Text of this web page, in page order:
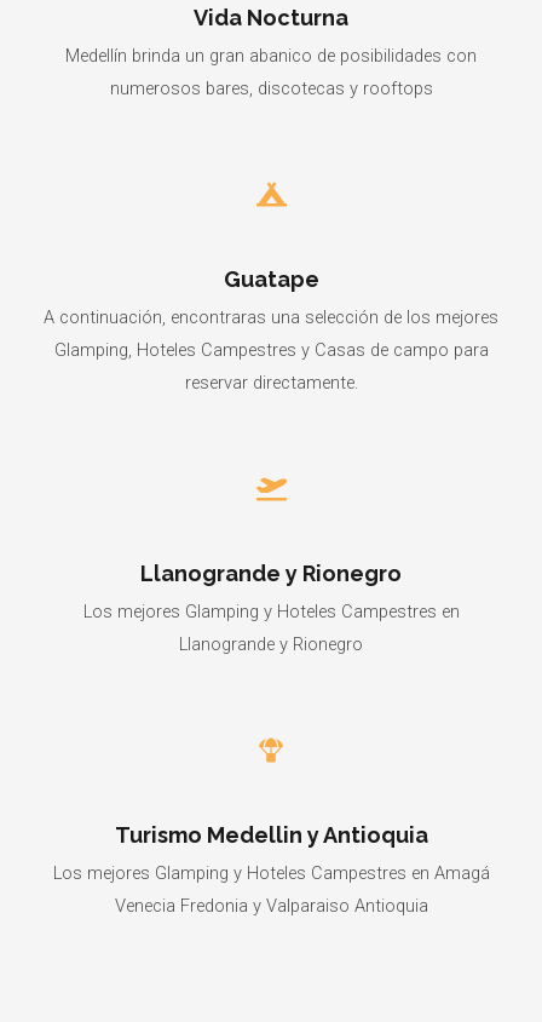
Vida Nocturna
Medellín brinda un gran abanico de posibilidades con
numerosos bares, discotecas y rooftops
Guatape
A continuación, encontraras una selección de los mejores
Glamping, Hoteles Campestres y Casas de campo para
reservar directamente.
Llanogrande y Rionegro
Los mejores Glamping y Hoteles Campestres en
Llanogrande y Rionegro
Turismo Medellin y Antioquia
Los mejores Glamping y Hoteles Campestres en Amagá
Venecia Fredonia y Valparaiso Antioquia